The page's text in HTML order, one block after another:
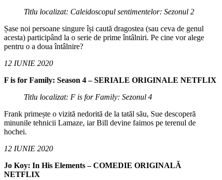
Titlu localizat: Caleidoscopul sentimentelor: Sezonul 2
Șase noi persoane singure își caută dragostea (sau ceva de genul
acesta) participând la o serie de prime întâlniri. Pe cine vor alege
pentru o a doua întâlnire?
12 IUNIE 2020
F is for Family: Season 4 – SERIALE ORIGINALE NETFLIX
Titlu localizat: F is for Family: Sezonul 4
Frank primește o vizită nedorită de la tatăl său, Sue descoperă
minunile tehnicii Lamaze, iar Bill devine faimos pe terenul de
hochei.
12 IUNIE 2020
Jo Koy: In His Elements – COMEDIE ORIGINALĂ
NETFLIX